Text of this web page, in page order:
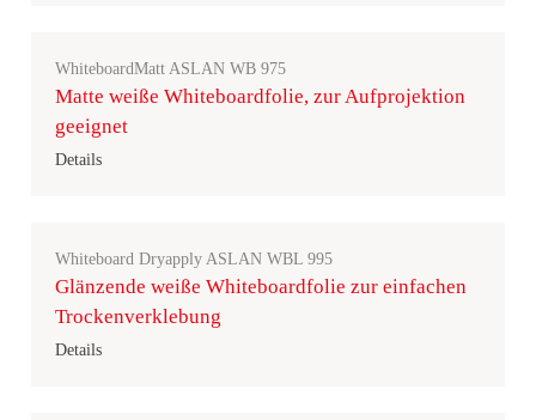
WhiteboardMatt ASLAN WB 975
Matte weiße Whiteboardfolie, zur Aufprojektion
geeignet
Details
Whiteboard Dryapply ASLAN WBL 995
Glänzende weiße Whiteboardfolie zur einfachen
Trockenverklebung
Details